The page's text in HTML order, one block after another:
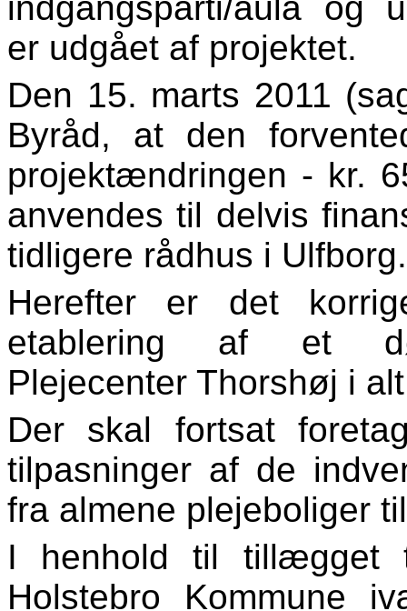
indgangsparti/aula og
er udgået af projektet.
Den 15. marts 2011
Byråd, at den
projektændringen - kr.
anvendes til delvis
tidligere rådhus i Ulfborg.
Herefter er det
etablering af et
Plejecenter Thorshøj i
Der skal fortsat
tilpasninger af de
fra almene plejeboliger
I henhold til tillægget
Holstebro Kommune